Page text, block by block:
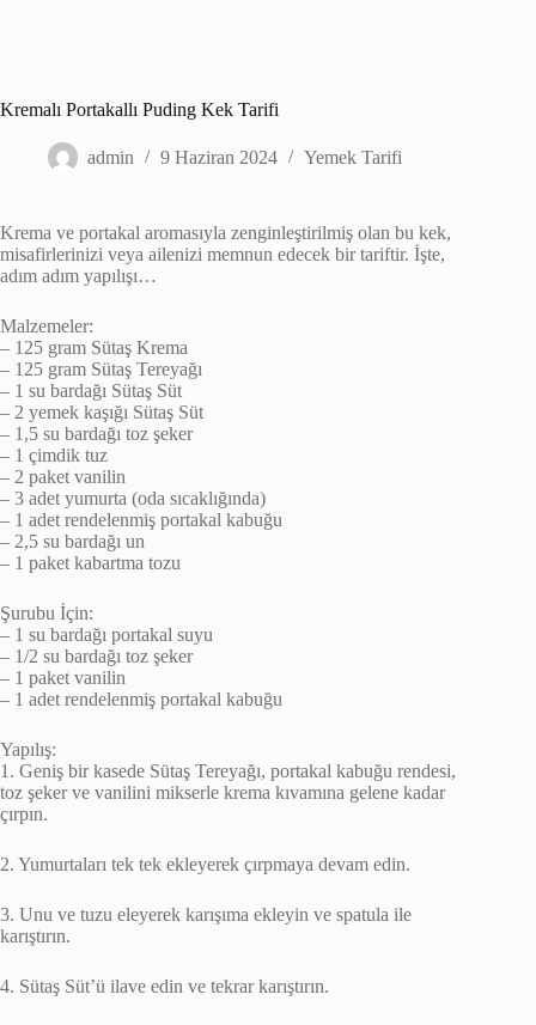
Kremalı Portakallı Puding Kek Tarifi
admin 9 Haziran 2024 Yemek Tarifi
Krema ve portakal aromasıyla zenginleştirilmiş olan bu kek,
misafirlerinizi veya ailenizi memnun edecek bir tariftir. İşte,
adım adım yapılışı…
Malzemeler:
– 125 gram Sütaş Krema
– 125 gram Sütaş Tereyağı
– 1 su bardağı Sütaş Süt
– 2 yemek kaşığı Sütaş Süt
– 1,5 su bardağı toz şeker
– 1 çimdik tuz
– 2 paket vanilin
– 3 adet yumurta (oda sıcaklığında)
– 1 adet rendelenmiş portakal kabuğu
– 2,5 su bardağı un
– 1 paket kabartma tozu
Şurubu İçin:
– 1 su bardağı portakal suyu
– 1/2 su bardağı toz şeker
– 1 paket vanilin
– 1 adet rendelenmiş portakal kabuğu
Yapılış:
1. Geniş bir kasede Sütaş Tereyağı, portakal kabuğu rendesi,
toz şeker ve vanilini mikserle krema kıvamına gelene kadar
çırpın.
2. Yumurtaları tek tek ekleyerek çırpmaya devam edin.
3. Unu ve tuzu eleyerek karışıma ekleyin ve spatula ile
karıştırın.
4. Sütaş Süt’ü ilave edin ve tekrar karıştırın.